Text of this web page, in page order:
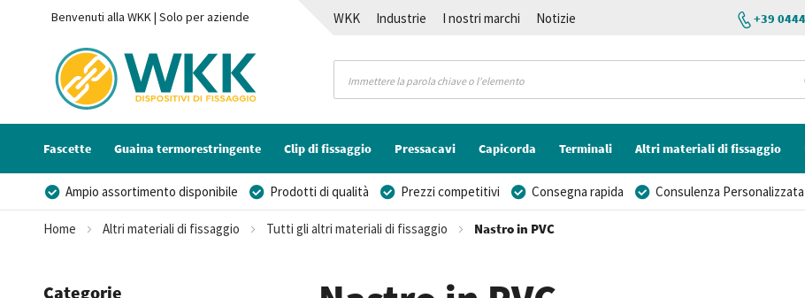
Benvenuti alla WKK | Solo per aziende WKK Industrie I nostri marchi
Notizie
+39
Fascette Guaina termorestringente Clip di fissaggio Pressacavi Capicorda Terminali Altri materiali di fissaggio
Ampio assortimento disponibile Prodotti di qualità Prezzi competitivi Consegna rapida Consulenza Personalizzata
Possibilità di realizzare un marchio privato
Home Altri materiali di fissaggio Tutti gli altri materiali di fissaggio Nastro in PVC
Categorie